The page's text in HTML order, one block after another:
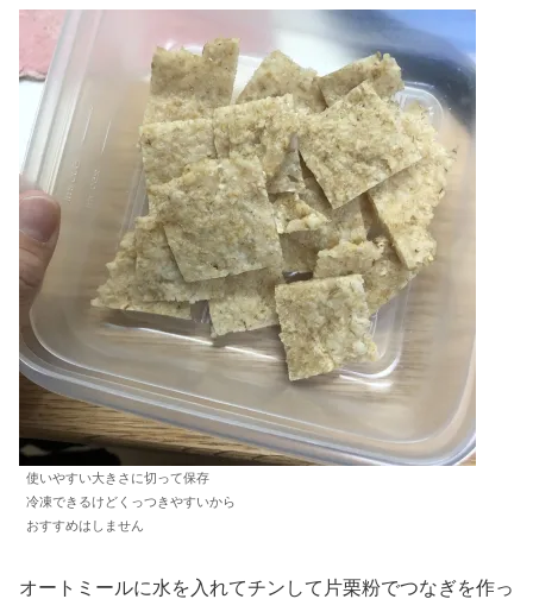
使いやすい大きさに切って保存
冷凍できるけどくっつきやすいから
おすすめはしません
オートミールに水を入れてチンして片栗粉でつなぎを作っ